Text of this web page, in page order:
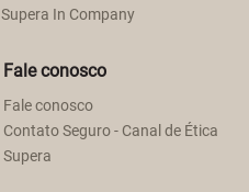
Supera In Company
Fale conosco
Fale conosco
Contato Seguro - Canal de Ética
Supera